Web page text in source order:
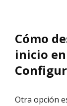
Cómo
inicio
Otra opción